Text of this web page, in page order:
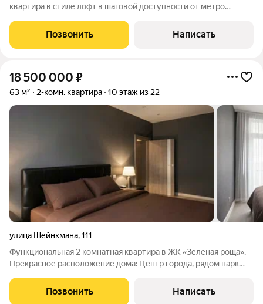
квартира в стиле лофт в шаговой доступности от метро
изолированные комнаты - сделан качественный дизайнерский
ремонт в стиле лофт - полностью заменены
Позвонить Написать
18 500 000 ₽
63 м² 2-комн. квартира 10 этаж из 22
улица Шейнкмана,111
Функциональная 2 комнатная квартира в ЖК «Зеленая роща».
Прекрасное расположение дома: Центр города, рядом парк
площадкой. В шаговой доступности: для семей с детьми -
прописка к Гимназия №5, Лицей
Позвонить Написать